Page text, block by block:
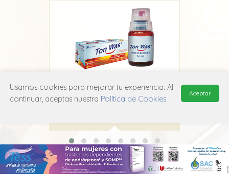
Ton-Was
Usamos cookies para mejorar tu experiencia. Al
continuar, aceptas nuestra Política de Cookies.
Aceptar